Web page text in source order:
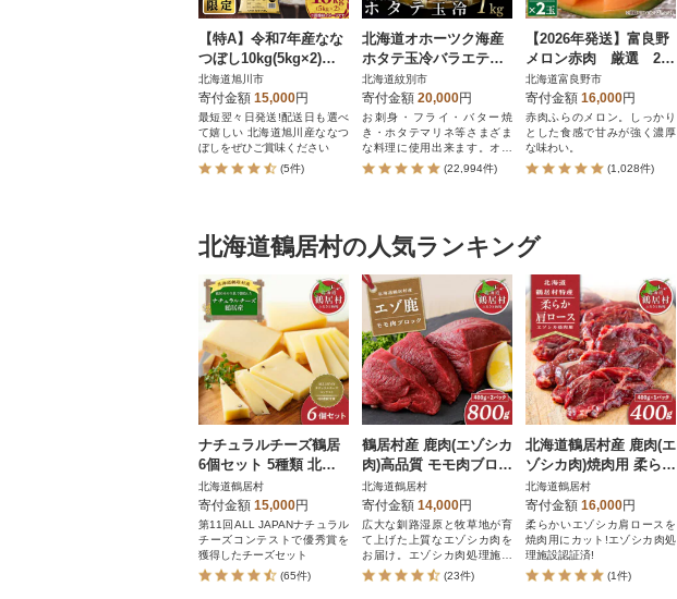
【特A】令和7年産なな
つぼし10kg(5kg×2)北
海道旭川産 米 お米【さ
とふる限定】_05957
北海道旭川市
寄付金額 15,000円
最短翌々日発送!配送日も選べ
て嬉しい 北海道旭川産ななつ
ぼしをぜひご賞味ください
(5件)
北海道オホーツク海産
ホタテ玉冷バラエティ
サイズ(1kg)| 訳あり サ
イズ不揃い ★
北海道紋別市
寄付金額 20,000円
お刺身・フライ・バター焼
き・ホタテマリネ等さまざま
な料理に使用出来ます。オホ
ーツク産のホタテは、稚貝(一
り食感も良いと言われており
ます。食べ応え抜群のホタテ
別市よりお届け。パッケージ
はチャック付きで保存に便利
です!
(22,994件)
【2026年発送】富良野
メロン赤肉 厳選 2玉
(大玉) 富良野市人気
のおいしいフルーツ
北海道富良野市
寄付金額 16,000円
赤肉ふらのメロン。しっかり
とした食感で甘みが強く濃厚
な味わい。
(1,028件)
北海道鶴居村の人気ランキング
ナチュラルチーズ鶴居
6個セット 5種類 北海
道鶴居村
北海道鶴居村
寄付金額 15,000円
第11回ALL JAPANナチュラル
チーズコンテストで優秀賞を
獲得したチーズセット
(65件)
鶴居村産 鹿肉(エゾシカ
肉)高品質 モモ肉ブロッ
ク 400g×2パック ジビ
エ 北海道鶴居村
北海道鶴居村
寄付金額 14,000円
広大な釧路湿原と牧草地が育
て上げた上質なエゾシカ肉を
お届け。エゾシカ肉処理施設
認証済!
(23件)
北海道鶴居村産 鹿肉(エ
ゾシカ肉)焼肉用 柔らか
肩ロース 400g×1袋 ジ
ビエ
北海道鶴居村
寄付金額 16,000円
柔らかいエゾシカ肩ロースを
焼肉用にカット!エゾシカ肉処
理施設認証済!
(1件)